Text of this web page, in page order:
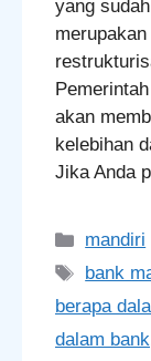
yang
akan
kelebihan
Jika Anda
mandiri
Tags
bank
berapa
dalam bank